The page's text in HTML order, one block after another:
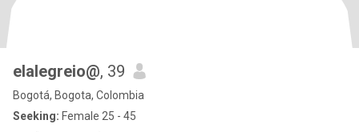
elalegreio@, 39
Bogotá, Bogota, Colombia
Seeking: Female 25 - 45